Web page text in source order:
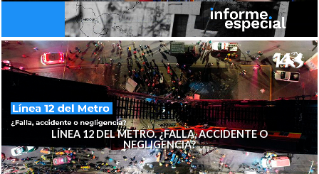
LÍNEA 12 DEL METRO. ¿FALLA, ACCIDENTE O
NEGLIGENCIA?